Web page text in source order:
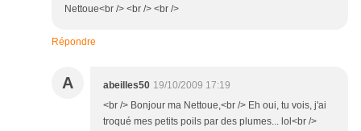
Nettoue<br /> <br /> <br />
Répondre
A abeilles50 19/10/2009 17:19
<br /> Bonjour ma Nettoue,<br /> Eh oui, tu vois, j'ai
troqué mes petits poils par des plumes... lol<br />